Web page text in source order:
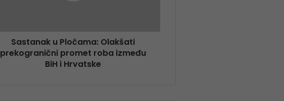
Sastanak u Pločama: Olakšati
prekogranični promet roba između
BiH i Hrvatske